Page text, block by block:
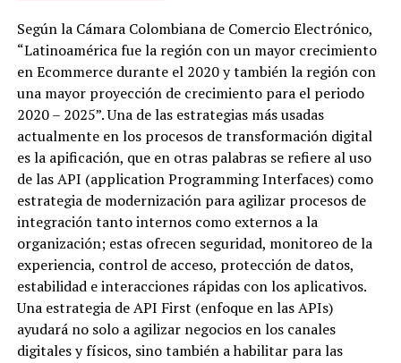
Según la Cámara Colombiana de Comercio Electrónico,
“Latinoamérica fue la región con un mayor crecimiento
en Ecommerce durante el 2020 y también la región con
una mayor proyección de crecimiento para el periodo
2020 – 2025”. Una de las estrategias más usadas
actualmente en los procesos de transformación digital
es la apificación, que en otras palabras se refiere al uso
de las API (application Programming Interfaces) como
estrategia de modernización para agilizar procesos de
integración tanto internos como externos a la
organización; estas ofrecen seguridad, monitoreo de la
experiencia, control de acceso, protección de datos,
estabilidad e interacciones rápidas con los aplicativos.
Una estrategia de API First (enfoque en las APIs)
ayudará no solo a agilizar negocios en los canales
digitales y físicos, sino también a habilitar para las